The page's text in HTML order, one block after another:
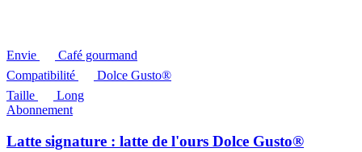
Envie
Café gourmand
Compatibilité
Dolce Gusto®
Taille
Long
Abonnement
Latte signature : latte de l'ours Dolce Gusto®